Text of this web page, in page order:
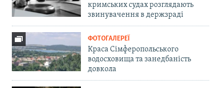
кримських судах розглядають
звинувачення в держзраді
ФОТОГАЛЕРЕЇ
Краса Сімферопольського
водосховища та занедбаність
довкола